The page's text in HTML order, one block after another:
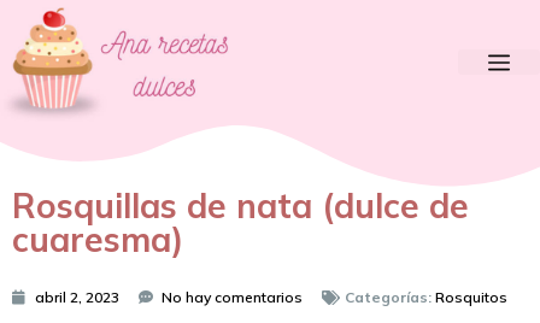
Rosquillas de nata (dulce de
cuaresma)
abril 2, 2023 No hay comentarios Categorías: Rosquitos